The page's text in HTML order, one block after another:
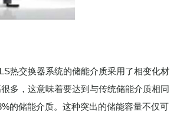
热交换器系统的储能介质采用了相变化材
多，这意味着要达到与传统储能介质相同
的储能介质。这种突出的储能容量不仅可